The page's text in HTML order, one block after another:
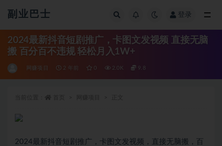
副业巴士 登录
2024最新抖音短剧推广，卡图文发视频 直接无脑
搬 百分百不违规 轻松月入1W+
网赚项目 2 年前 0 2.0K 9.8
2024最新抖音短剧推广，卡图文发视频，直接无脑搬，百